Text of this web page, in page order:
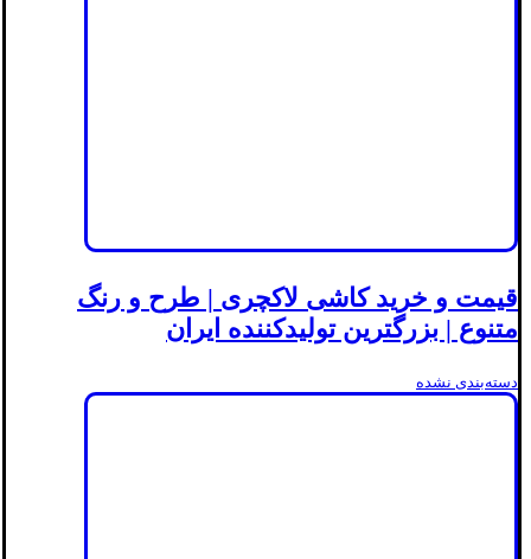
قیمت و خرید کاشی لاکچری | طرح و رنگ
متنوع | بزرگترین تولیدکننده ایران
دسته‌بندی نشده